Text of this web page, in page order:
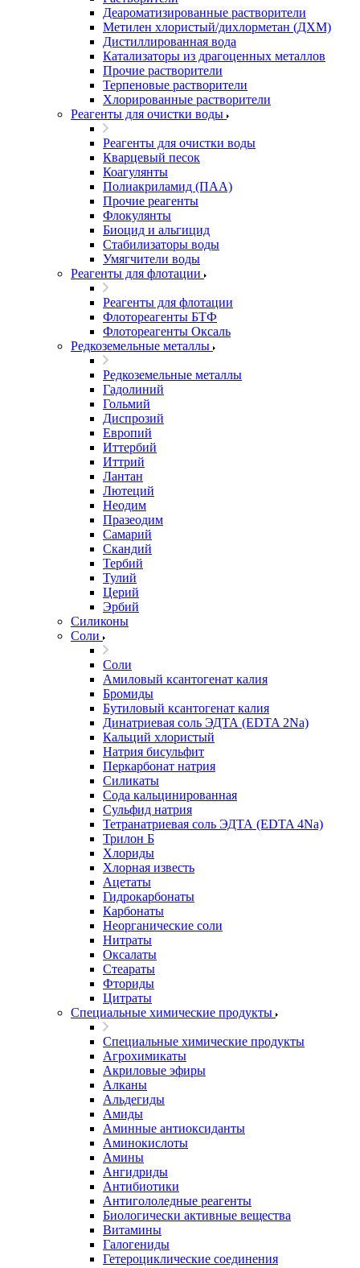
Деароматизированные растворители
Метилен хлористый/дихлорметан (ДХМ)
Дистиллированная вода
Катализаторы из драгоценных металлов
Прочие растворители
Терпеновые растворители
Хлорированные растворители
Реагенты для очистки воды
Реагенты для очистки воды
Кварцевый песок
Коагулянты
Полиакриламид (ПАА)
Прочие реагенты
Флокулянты
Биоцид и альгицид
Стабилизаторы воды
Умягчители воды
Реагенты для флотации
Реагенты для флотации
Флотореагенты БТФ
Флотореагенты Оксаль
Редкоземельные металлы
Редкоземельные металлы
Гадолиний
Гольмий
Диспрозий
Европий
Иттербий
Иттрий
Лантан
Лютеций
Неодим
Празеодим
Самарий
Скандий
Тербий
Тулий
Церий
Эрбий
Силиконы
Соли
Соли
Амиловый ксантогенат калия
Бромиды
Бутиловый ксантогенат калия
Динатриевая соль ЭДТА (EDTA 2Na)
Кальций хлористый
Натрия бисульфит
Перкарбонат натрия
Силикаты
Сода кальцинированная
Сульфид натрия
Тетранатриевая соль ЭДТА (EDTA 4Na)
Трилон Б
Хлориды
Хлорная известь
Ацетаты
Гидрокарбонаты
Карбонаты
Неорганические соли
Нитраты
Оксалаты
Стеараты
Фториды
Цитраты
Специальные химические продукты
Специальные химические продукты
Агрохимикаты
Акриловые эфиры
Алканы
Альдегиды
Амиды
Аминные антиоксиданты
Аминокислоты
Амины
Ангидриды
Антибиотики
Антигололедные реагенты
Биологически активные вещества
Витамины
Галогениды
Гетероциклические соединения